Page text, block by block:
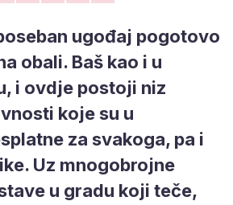
ugođaj pogotovo
obali. Baš kao i u
i ovdje postoji niz
koje su u
za svakoga, pa i
Uz mnogobrojne
u gradu koji teče,